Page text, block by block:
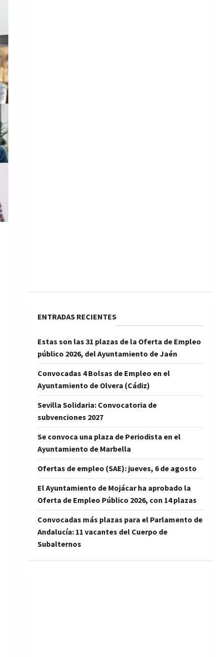
ENTRADAS RECIENTES
Estas son las 31 plazas de la Oferta de Empleo
público 2026, del Ayuntamiento de Jaén
Convocadas 4 Bolsas de Empleo en el
Ayuntamiento de Olvera (Cádiz)
Sevilla Solidaria: Convocatoria de
subvenciones 2027
Se convoca una plaza de Periodista en el
Ayuntamiento de Marbella
Ofertas de empleo (SAE): jueves, 6 de agosto
El Ayuntamiento de Mojácar ha aprobado la
Oferta de Empleo Público 2026, con 14 plazas
Convocadas más plazas para el Parlamento de
Andalucía: 11 vacantes del Cuerpo de
Subalternos